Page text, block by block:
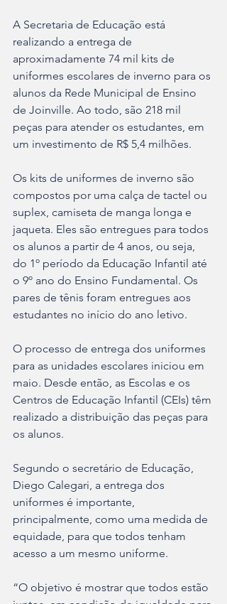
A Secretaria de Educação está
realizando a entrega de
aproximadamente 74 mil kits de
uniformes escolares de inverno para os
alunos da Rede Municipal de Ensino
de Joinville. Ao todo, são 218 mil
peças para atender os estudantes, em
um investimento de R$ 5,4 milhões.
Os kits de uniformes de inverno são
compostos por uma calça de tactel ou
suplex, camiseta de manga longa e
jaqueta. Eles são entregues para todos
os alunos a partir de 4 anos, ou seja,
do 1º período da Educação Infantil até
o 9º ano do Ensino Fundamental. Os
pares de tênis foram entregues aos
estudantes no início do ano letivo.
O processo de entrega dos uniformes
para as unidades escolares iniciou em
maio. Desde então, as Escolas e os
Centros de Educação Infantil (CEIs) têm
realizado a distribuição das peças para
os alunos.
Segundo o secretário de Educação,
Diego Calegari, a entrega dos
uniformes é importante,
principalmente, como uma medida de
equidade, para que todos tenham
acesso a um mesmo uniforme.
“O objetivo é mostrar que todos estão